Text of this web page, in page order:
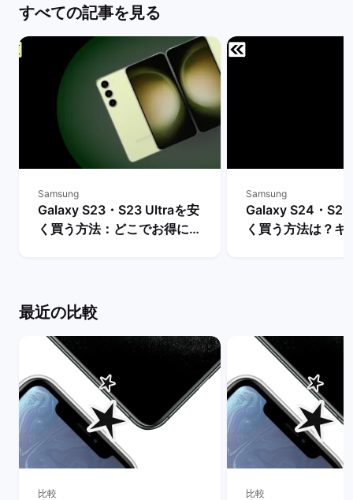
すべての記事を見る
Samsung
Galaxy S23・S23 Ultraを安
く買う方法：どこでお得に購
Samsung
Galaxy S24・
く買う方法は？キ
最近の比較
比較 比較